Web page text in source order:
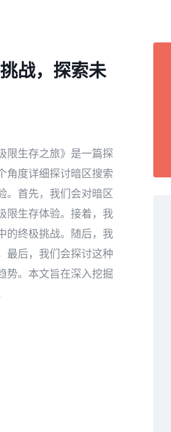
战，探索未
限生存之旅》是一篇探
角度详细探讨暗区搜索
。首先，我们会对暗区
限生存体验。接着，我
的终极挑战。随后，我
最后，我们会探讨这种
势。本文旨在深入挖掘